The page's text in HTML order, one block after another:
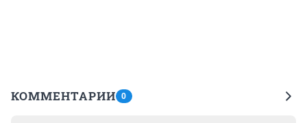
КОММЕНТАРИИ 0